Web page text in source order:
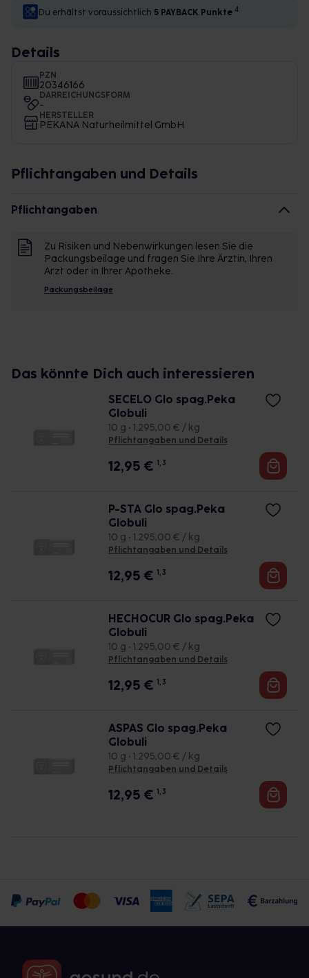
Du erhältst voraussichtlich 5 PAYBACK Punkte 4
Details
PZN
20346166
DARREICHUNGSFORM
-
HERSTELLER
PEKANA Naturheilmittel GmbH
Pflichtangaben und Details
Pflichtangaben
Zu Risiken und Nebenwirkungen lesen Sie die
Packungsbeilage und fragen Sie Ihre Ärztin, Ihren
Arzt oder in Ihrer Apotheke.
Packungsbeilage
Das könnte Dich auch interessieren
SECELO Glo spag.Peka
Globuli
10 g • 1.295,00 € / kg
Pflichtangaben und Details
12,95 € 1, 3
P-STA Glo spag.Peka
Globuli
10 g • 1.295,00 € / kg
Pflichtangaben und Details
12,95 € 1, 3
HECHOCUR Glo spag.Peka
Globuli
10 g • 1.295,00 € / kg
Pflichtangaben und Details
12,95 € 1, 3
ASPAS Glo spag.Peka
Globuli
10 g • 1.295,00 € / kg
Pflichtangaben und Details
12,95 € 1, 3